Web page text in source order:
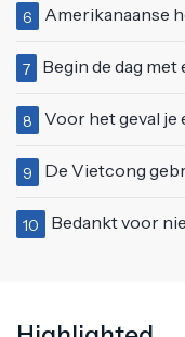
6 Amerikanaanse
7 Begin de dag met
8 Voor het geval je echt
9 De Vietcong
10 Bedankt voor niets